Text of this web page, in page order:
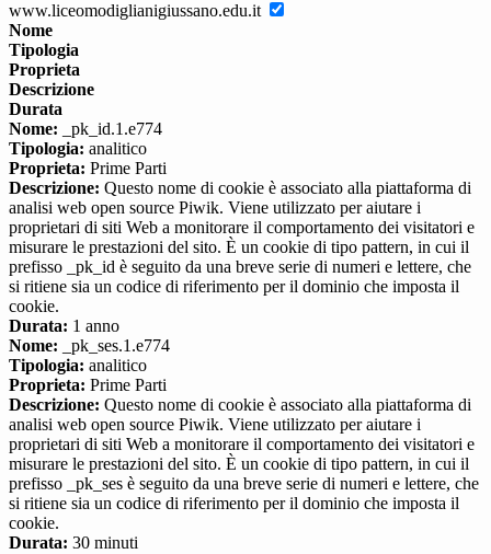
www.liceomodiglianigiussano.edu.it
Nome
Tipologia
Proprieta
Descrizione
Durata
Nome: _pk_id.1.e774
Tipologia: analitico
Proprieta: Prime Parti
Descrizione: Questo nome di cookie è associato alla piattaforma di
analisi web open source Piwik. Viene utilizzato per aiutare i
proprietari di siti Web a monitorare il comportamento dei visitatori e
misurare le prestazioni del sito. È un cookie di tipo pattern, in cui il
prefisso _pk_id è seguito da una breve serie di numeri e lettere, che
si ritiene sia un codice di riferimento per il dominio che imposta il
cookie.
Durata: 1 anno
Nome: _pk_ses.1.e774
Tipologia: analitico
Proprieta: Prime Parti
Descrizione: Questo nome di cookie è associato alla piattaforma di
analisi web open source Piwik. Viene utilizzato per aiutare i
proprietari di siti Web a monitorare il comportamento dei visitatori e
misurare le prestazioni del sito. È un cookie di tipo pattern, in cui il
prefisso _pk_ses è seguito da una breve serie di numeri e lettere, che
si ritiene sia un codice di riferimento per il dominio che imposta il
cookie.
Durata: 30 minuti